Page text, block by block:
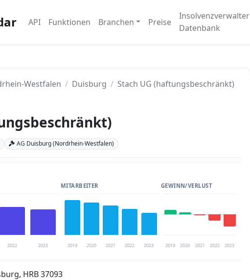
API Funktionen Branchen Preise
Insolvenzverwalter
Datenbank
Westfalen Duisburg Stach UG (haftungsbeschränkt)
AG Duisburg (Nordrhein-Westfalen)
2022 2023
MITARBEITER
2019 2020 2021 2022 2023
GEWINN/VERLUST
2019 2020 2021 2022 2023
HRB 37093